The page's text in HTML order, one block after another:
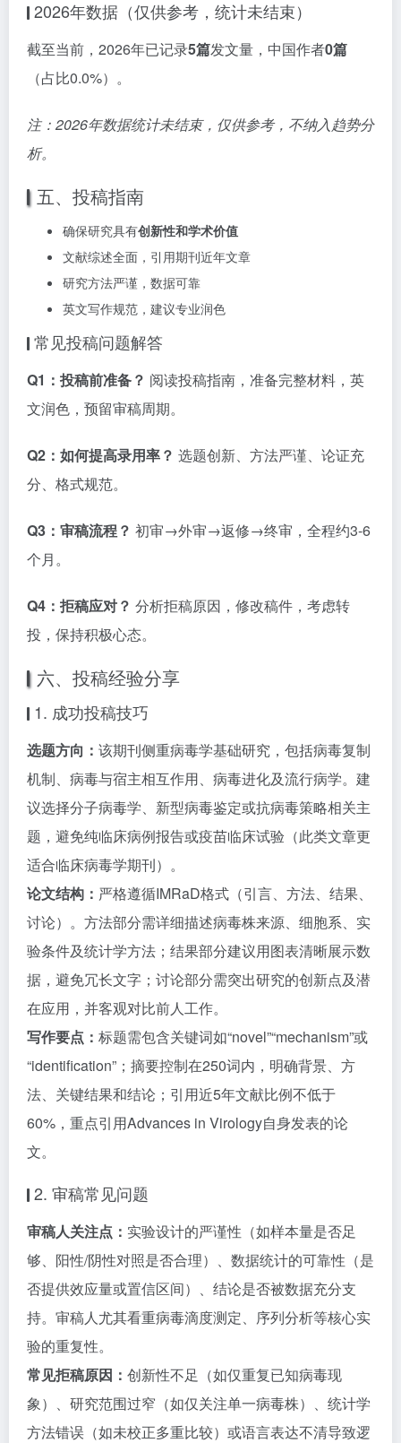
2026年数据（仅供参考，统计未结束）
截至当前，2026年已记录5篇发文量，中国作者0篇
（占比0.0%）。
注：2026年数据统计未结束，仅供参考，不纳入趋势分
析。
五、投稿指南
确保研究具有创新性和学术价值
文献综述全面，引用期刊近年文章
研究方法严谨，数据可靠
英文写作规范，建议专业润色
常见投稿问题解答
Q1：投稿前准备？ 阅读投稿指南，准备完整材料，英
文润色，预留审稿周期。
Q2：如何提高录用率？ 选题创新、方法严谨、论证充
分、格式规范。
Q3：审稿流程？ 初审→外审→返修→终审，全程约3-6
个月。
Q4：拒稿应对？ 分析拒稿原因，修改稿件，考虑转
投，保持积极心态。
六、投稿经验分享
1. 成功投稿技巧
选题方向： 该期刊侧重病毒学基础研究，包括病毒复制
机制、病毒与宿主相互作用、病毒进化及流行病学。建
议选择分子病毒学、新型病毒鉴定或抗病毒策略相关主
题，避免纯临床病例报告或疫苗临床试验（此类文章更
适合临床病毒学期刊）。
论文结构： 严格遵循IMRaD格式（引言、方法、结果、
讨论）。方法部分需详细描述病毒株来源、细胞系、实
验条件及统计学方法；结果部分建议用图表清晰展示数
据，避免冗长文字；讨论部分需突出研究的创新点及潜
在应用，并客观对比前人工作。
写作要点： 标题需包含关键词如“novel”“mechanism”或
“identification”；摘要控制在250词内，明确背景、方
法、关键结果和结论；引用近5年文献比例不低于
60%，重点引用Advances in Virology自身发表的论
文。
2. 审稿常见问题
审稿人关注点： 实验设计的严谨性（如样本量是否足
够、阳性/阴性对照是否合理）、数据统计的可靠性（是
否提供效应量或置信区间）、结论是否被数据充分支
持。审稿人尤其看重病毒滴度测定、序列分析等核心实
验的重复性。
常见拒稿原因： 创新性不足（如仅重复已知病毒现
象）、研究范围过窄（如仅关注单一病毒株）、统计学
方法错误（如未校正多重比较）或语言表达不清导致逻